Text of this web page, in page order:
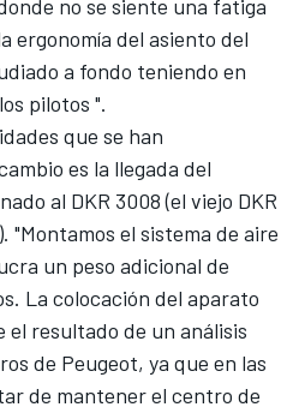
no se siente una fatiga
ergonomía del asiento del
a fondo teniendo en
pilotos ".
que se han
es la llegada del
al DKR 3008 (el viejo DKR
"Montamos el sistema de aire
un peso adicional de
La colocación del aparato
resultado de un análisis
de Peugeot, ya que en las
de mantener el centro de